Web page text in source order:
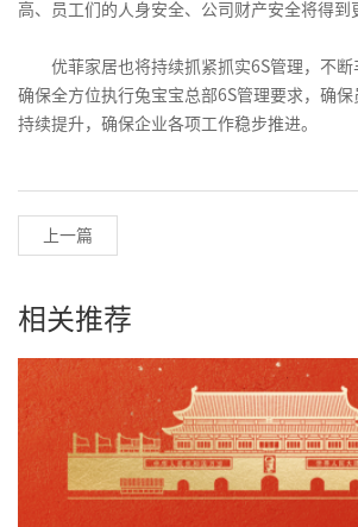
高、员工们的人身安全、公司财产安全将得到
优菲家居也将持续抓紧抓实6S管理，不断
确保全方位执行兔宝宝总部6S管理要求，确
持续提升，确保企业各项工作稳步推进。
上一篇
相关推荐